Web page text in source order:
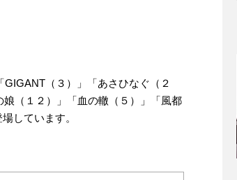
（３）」「あさひなぐ（２
（１２）」「血の轍（５）」「風都
しています。